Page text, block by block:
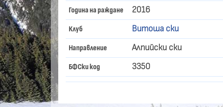
Година на раждане 2016
Клуб Витоша ски
Направление Алпийски ски
БФСки код 3350